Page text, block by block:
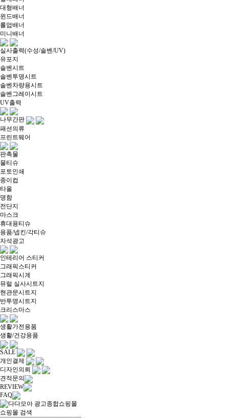
대형배너
윈드배너
롤업배너
미니배너
실사출력(수성/솔벤/UV)
유포지
솔벤시트
솔벤투명시트
솔벤차량용시트
솔벤그레이시트
UV출력
나무간판
패션의류
프린트웨어
판촉물
물티슈
포토인쇄
종이컵
타올
명함
전단지
마스크
휴대용티슈
용품/넵킨/각티슈
자석광고
인테리어 스티커
그래픽스티커
그래픽시계
뮤럴 실사시트지
현관문시트지
반투명시트지
크리스마스
생활가전용품
생활/건강용품
SALE
개인결제
디자인의뢰
견적문의
REVIEW
FAQ
쇼핑몰 검색